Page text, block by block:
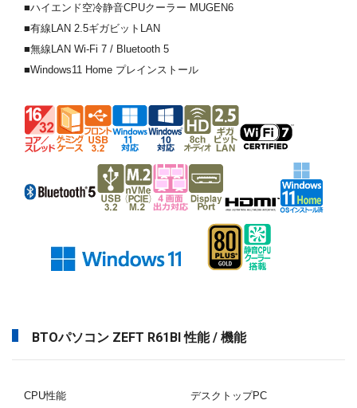
■ハイエンド空冷静音CPUクーラー MUGEN6
■有線LAN 2.5ギガビットLAN
■無線LAN Wi-Fi 7 / Bluetooth 5
■Windows11 Home プレインストール
BTOパソコン ZEFT R61BI 性能 / 機能
CPU性能 デスクトップPC